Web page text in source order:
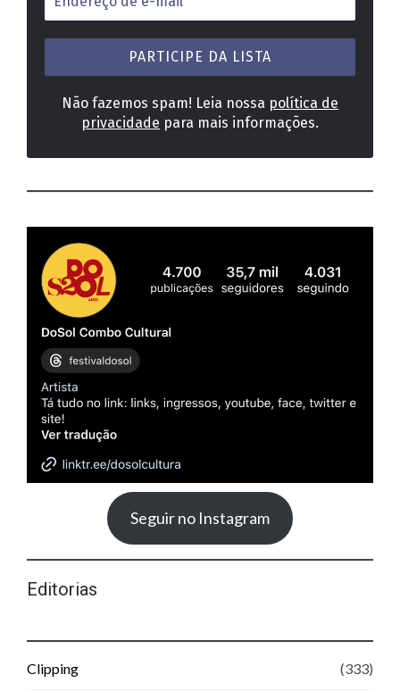
de
e-
mail
Não fazemos spam! Leia nossa política de
privacidade para mais informações.
Seguir no Instagram
Editorias
Clipping (333)